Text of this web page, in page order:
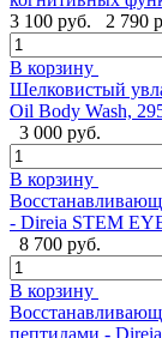
3 100 руб.
2 790
В корзину
Шелковистый
Oil Body Wash,
3 000 руб.
В корзину
- Direia STEM
8 700 руб.
В корзину
пептидами -